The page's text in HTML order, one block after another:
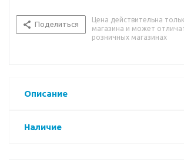
Поделиться
Цена действительна
магазина и может
розничных магазинах
Описание
Наличие